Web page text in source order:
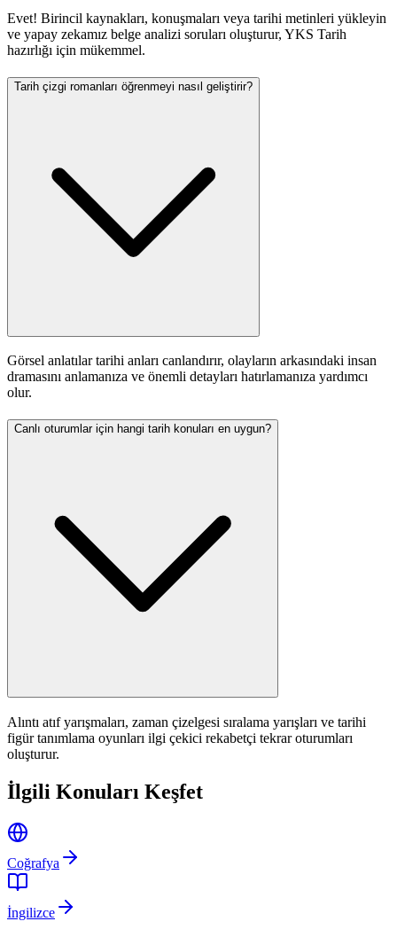
Evet! Birincil kaynakları, konuşmaları veya tarihi metinleri yükleyin
ve yapay zekamız belge analizi soruları oluşturur, YKS Tarih
hazırlığı için mükemmel.
Tarih çizgi romanları öğrenmeyi nasıl geliştirir?
Görsel anlatılar tarihi anları canlandırır, olayların arkasındaki insan
dramasını anlamanıza ve önemli detayları hatırlamanıza yardımcı
olur.
Canlı oturumlar için hangi tarih konuları en uygun?
Alıntı atıf yarışmaları, zaman çizelgesi sıralama yarışları ve tarihi
figür tanımlama oyunları ilgi çekici rekabetçi tekrar oturumları
oluşturur.
İlgili Konuları Keşfet
Coğrafya
İngilizce